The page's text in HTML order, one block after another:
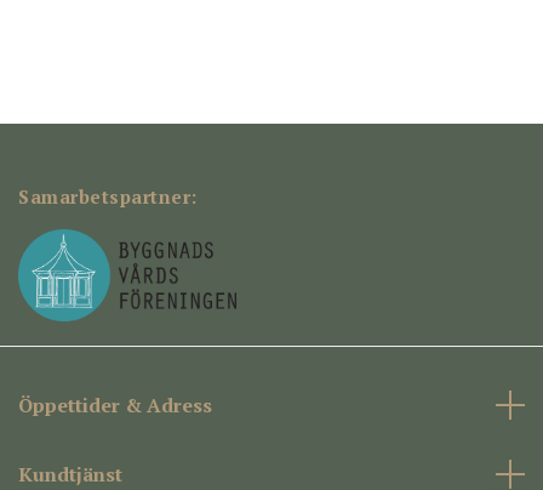
Samarbetspartner:
Öppettider & Adress
Kundtjänst